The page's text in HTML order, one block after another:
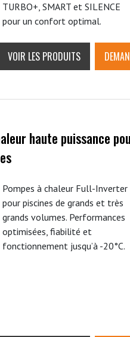
TURBO+, SMART et SILENCE
pour un confort optimal.
VOIR LES PRODUITS
haute puissance
Pompes à chaleur Full-Inverter
pour piscines de grands et très
grands volumes. Performances
optimisées, fiabilité et
fonctionnement jusqu’à -20°C.